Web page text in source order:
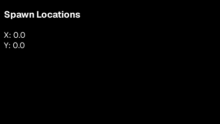
Spawn Locations
X: 0.0
Y: 0.0